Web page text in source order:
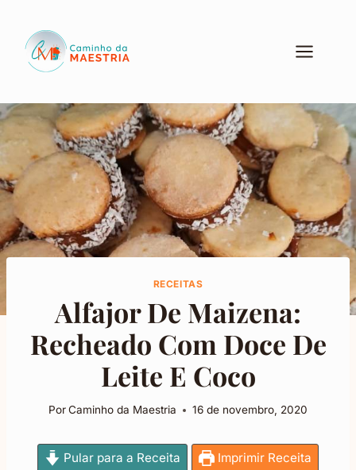
Conteúdo
RECEITAS
Alfajor De Maizena:
Recheado Com Doce De
Leite E Coco
PorCaminho da Maestria 16 de novembro, 2020
Pular para a Receita Imprimir Receita